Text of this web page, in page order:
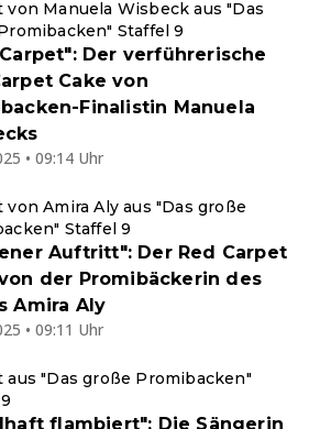
von Manuela Wisbeck aus "Das
Staffel 9
Der verführerische
Cake von
Finalistin Manuela
• 09:14 Uhr
von Amira Aly aus "Das große
Staffel 9
Auftritt": Der Red Carpet
der Promibäckerin des
Amira Aly
• 09:11 Uhr
aus "Das große Promibacken"
flambiert": Die Sängerin